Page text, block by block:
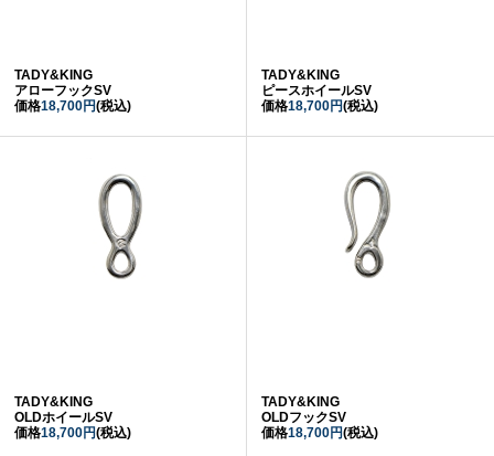
TADY&KING
アローフックSV
価格18,700円(税込)
TADY&KING
ピースホイールSV
価格18,700円(税込)
TADY&KING
OLDホイールSV
価格18,700円(税込)
TADY&KING
OLDフックSV
価格18,700円(税込)